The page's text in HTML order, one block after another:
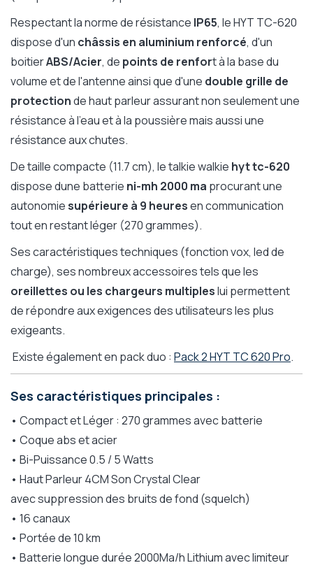
Respectant la norme de résistance IP65, le HYT TC-620
dispose d'un châssis en aluminium renforcé, d'un
boitierABS/Acier, de points de renfort à la base du
volume et de l'antenne ainsi que d'une double grille de
protectionde haut parleur assurant non seulement une
résistance à l'eau et à la poussière mais aussi une
résistance aux chutes.
De taille compacte (11.7 cm), le talkie walkie hyt tc-620
dispose dune batterie ni-mh 2000 ma procurant une
autonomiesupérieure à 9 heuresen communication
tout en restant léger (270 grammes).
Ses caractéristiques techniques (fonction vox, led de
charge), ses nombreux accessoires tels que les
oreillettes ou les chargeurs multipleslui permettent
de répondre aux exigences des utilisateurs les plus
exigeants.
Existe également en pack duo : Pack 2 HYT TC 620 Pro.
Ses caractéristiques principales :
• Compact et Léger : 270 grammes avec batterie
• Coque abs et acier
• Bi-Puissance 0.5 / 5 Watts
• Haut Parleur 4CM Son Crystal Clear
avec suppression des bruits de fond (squelch)
• 16 canaux
• Portée de 10 km
• Batterie longue durée 2000Ma/h Lithium avec limiteur